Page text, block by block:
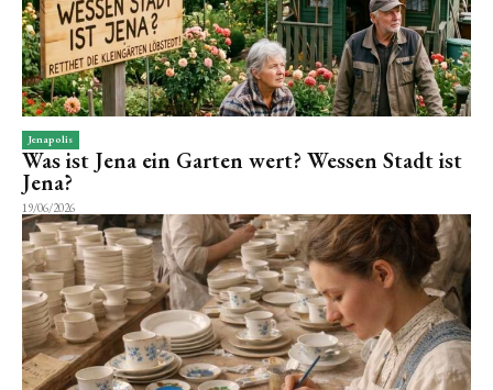
Jenapolis
Was ist Jena ein Garten wert? Wessen Stadt ist
Jena?
19/06/2026